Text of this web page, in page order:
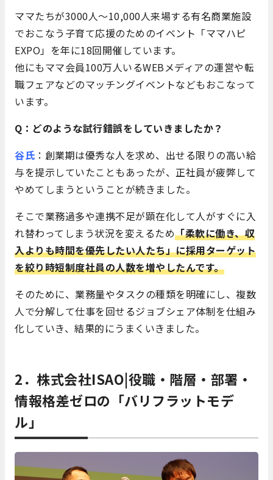
ママたちが3000人～10,000人来場する有名商業施設
でおこなう子育て応援のためのイベント「ママハピ
EXPO」を年に18回開催しています。
他にもママ会員100万人いるWEBメディアの運営や転
職フェアなどのマッチングイベントなどもおこなって
います。
Q：どのような試行錯誤をしていきましたか？
谷氏 ：創業期は優秀な人を求め、出せる限りの高い給
与を提示していたこともあったが、正社員が疲弊して
やめてしまうということが続きました。
そこで業務過多や連携不足が顕在化して人がすぐに入
れ替わってしまう状況を変えるため「柔軟に働き、収
入よりも時間を優先したい人たち」に採用ターゲット
を絞り時短制度社員の人数を増やしたんです。
そのために、業務量やタスクの種類を明確にし、複数
人で分解して仕事を回せるジョブシェア体制を仕組み
化していき、結果的にうまくいきました。
2．株式会社ISAO|役職・階層・部署・
情報格差ゼロの「バリフラットモデ
ル」